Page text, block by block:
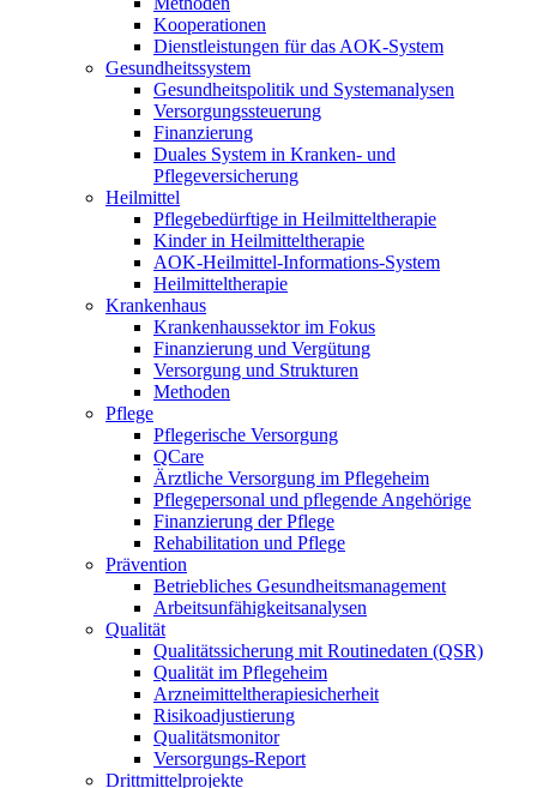
Kooperationen
Dienstleistungen für das AOK-System
Gesundheitssystem
Gesundheitspolitik und Systemanalysen
Versorgungssteuerung
Finanzierung
Duales System in Kranken- und
Pflegeversicherung
Heilmittel
Pflegebedürftige in Heilmitteltherapie
Kinder in Heilmitteltherapie
AOK-Heilmittel-Informations-System
Heilmitteltherapie
Krankenhaus
Krankenhaussektor im Fokus
Finanzierung und Vergütung
Versorgung und Strukturen
Methoden
Pflege
Pflegerische Versorgung
QCare
Ärztliche Versorgung im Pflegeheim
Pflegepersonal und pflegende Angehörige
Finanzierung der Pflege
Rehabilitation und Pflege
Prävention
Betriebliches Gesundheitsmanagement
Arbeitsunfähigkeitsanalysen
Qualität
Qualitätssicherung mit Routinedaten (QSR)
Qualität im Pflegeheim
Arzneimitteltherapiesicherheit
Risikoadjustierung
Qualitätsmonitor
Versorgungs-Report
Drittmittelprojekte